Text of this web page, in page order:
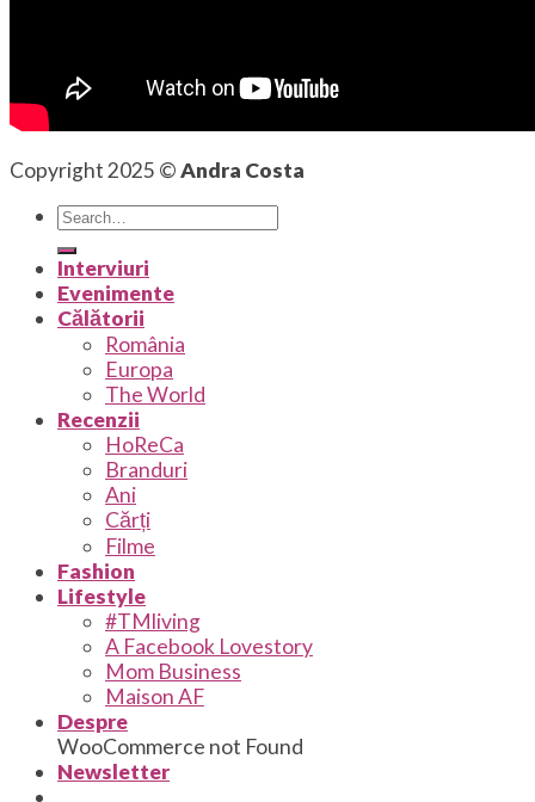
Copyright 2025 ©Andra Costa
Interviuri
Evenimente
Călătorii
România
Europa
The World
Recenzii
HoReCa
Branduri
Ani
Cărți
Filme
Fashion
Lifestyle
#TMliving
A Facebook Lovestory
Mom Business
Maison AF
Despre
WooCommerce not Found
Newsletter